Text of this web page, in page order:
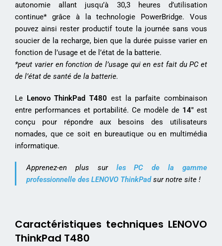
autonomie allant jusqu’à 30,3 heures d’utilisation
continue* grâce à la technologie PowerBridge. Vous
pouvez ainsi rester productif toute la journée sans vous
soucier de la recharge, bien que la durée puisse varier en
fonction de l’usage et de l’état de la batterie.
*peut varier en fonction de l’usage qui en est fait du PC et
de l’état de santé de la batterie.
Le Lenovo ThinkPad T480 est la parfaite combinaison
entre performances et portabilité. Ce modèle de 14″ est
conçu pour répondre aux besoins des utilisateurs
nomades, que ce soit en bureautique ou en multimédia
informatique.
Apprenez-en plus sur les PC de la gamme
professionnelle des LENOVO ThinkPadsur notre site !
Caractéristiques techniques LENOVO
ThinkPad T480